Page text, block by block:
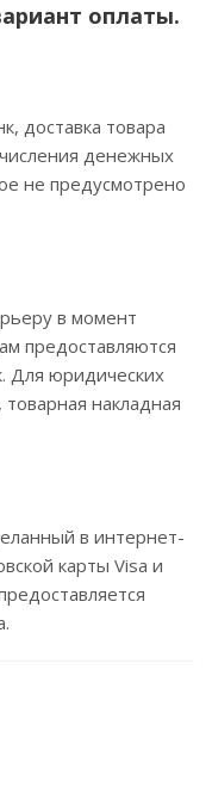
оплаты.
доставка товара
денежных
не предусмотрено
в момент
предоставляются
Для юридических
накладная
в интернет-
карты Visa и